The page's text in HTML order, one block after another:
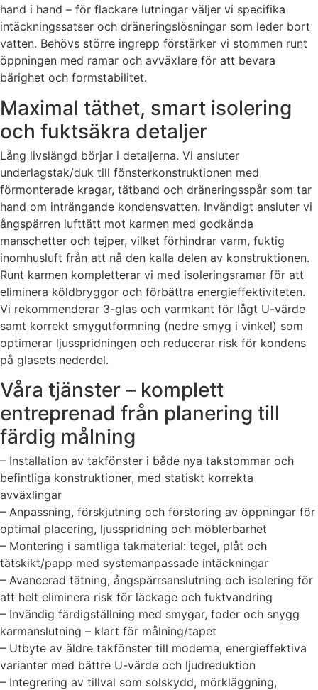
hand i hand – för flackare lutningar väljer vi specifika
intäckningssatser och dräneringslösningar som leder bort
vatten. Behövs större ingrepp förstärker vi stommen runt
öppningen med ramar och avväxlare för att bevara
bärighet och formstabilitet.
Maximal täthet, smart isolering
och fuktsäkra detaljer
Lång livslängd börjar i detaljerna. Vi ansluter
underlagstak/duk till fönsterkonstruktionen med
förmonterade kragar, tätband och dräneringsspår som tar
hand om inträngande kondensvatten. Invändigt ansluter vi
ångspärren lufttätt mot karmen med godkända
manschetter och tejper, vilket förhindrar varm, fuktig
inomhusluft från att nå den kalla delen av konstruktionen.
Runt karmen kompletterar vi med isoleringsramar för att
eliminera köldbryggor och förbättra energieffektiviteten.
Vi rekommenderar 3-glas och varmkant för lågt U-värde
samt korrekt smygutformning (nedre smyg i vinkel) som
optimerar ljusspridningen och reducerar risk för kondens
på glasets nederdel.
Våra tjänster – komplett
entreprenad från planering till
färdig målning
– Installation av takfönster i både nya takstommar och
befintliga konstruktioner, med statiskt korrekta
avväxlingar
– Anpassning, förskjutning och förstoring av öppningar för
optimal placering, ljusspridning och möblerbarhet
– Montering i samtliga takmaterial: tegel, plåt och
tätskikt/papp med systemanpassade intäckningar
– Avancerad tätning, ångspärrsanslutning och isolering för
att helt eliminera risk för läckage och fuktvandring
– Invändig färdigställning med smygar, foder och snygg
karmanslutning – klart för målning/tapet
– Utbyte av äldre takfönster till moderna, energieffektiva
varianter med bättre U-värde och ljudreduktion
– Integrering av tillval som solskydd, mörkläggning,